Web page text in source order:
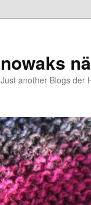
nowaks
Just another Blogs der